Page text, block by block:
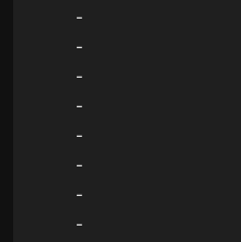
-
-
-
-
-
-
-
-